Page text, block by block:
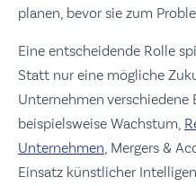
planen, bevor sie zum
Eine entscheidende Rolle
Statt nur eine mögliche
Unternehmen verschiedene
beispielsweise Wachstum,
Unternehmen , Mergers &
Einsatz künstlicher